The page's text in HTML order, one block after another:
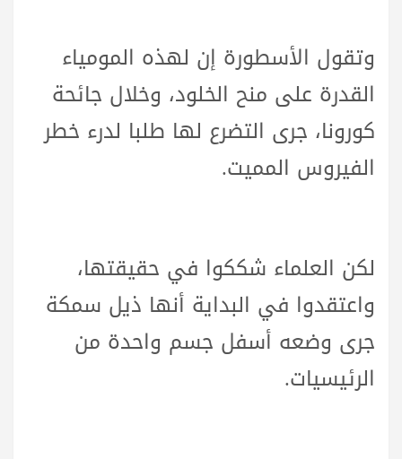
وتقول الأسطورة إن لهذه المومياء
القدرة على منح الخلود، وخلال جائحة
كورونا، جرى التضرع لها طلبا لدرء خطر
الفيروس المميت.
لكن العلماء شككوا في حقيقتها،
واعتقدوا في البداية أنها ذيل سمكة
جرى وضعه أسفل جسم واحدة من
الرئيسيات.